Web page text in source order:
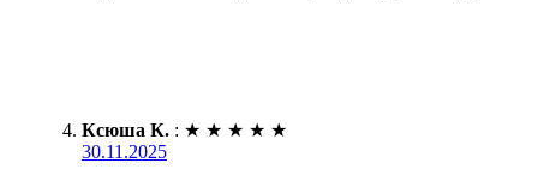
Ксюша К. : ★ ★ ★ ★ ★
30.11.2025